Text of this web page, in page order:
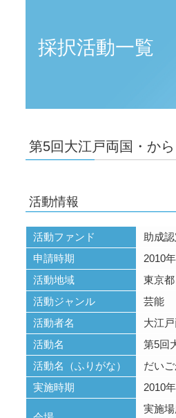
採択活動一覧
第5回大江戸両国・か
活動情報
活動ファンド
助成
申請時期
2010
活動地域
東京都
活動ジャンル
芸能
活動者名
大江
活動名
第5回
活動名（ふりがな）
だい
実施時期
2010
実施